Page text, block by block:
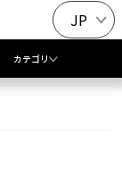
JP
カテゴリ